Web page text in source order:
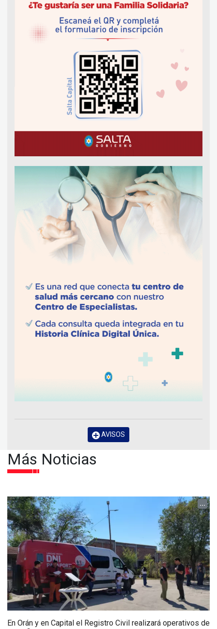
AVISOS
Más Noticias
...
En Orán y en Capital el Registro Civil realizará operativos de